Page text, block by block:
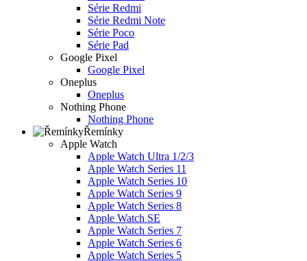
Série Redmi
Série Redmi Note
Série Poco
Série Pad
Google Pixel
Google Pixel
Oneplus
Oneplus
Nothing Phone
Nothing Phone
Řemínky
Apple Watch
Apple Watch Ultra 1/2/3
Apple Watch Series 11
Apple Watch Series 10
Apple Watch Series 9
Apple Watch Series 8
Apple Watch SE
Apple Watch Series 7
Apple Watch Series 6
Apple Watch Series 5